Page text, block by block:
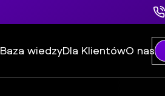
Baza wiedzyDla KlientówO nas